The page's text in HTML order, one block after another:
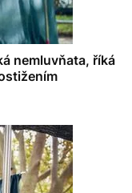
nemluvňata, říká